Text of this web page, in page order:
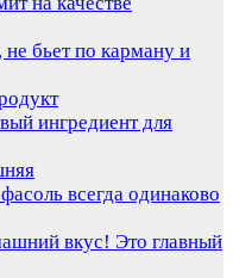
бьет по карману и
ингредиент для
всегда одинаково
вкус! Это главный